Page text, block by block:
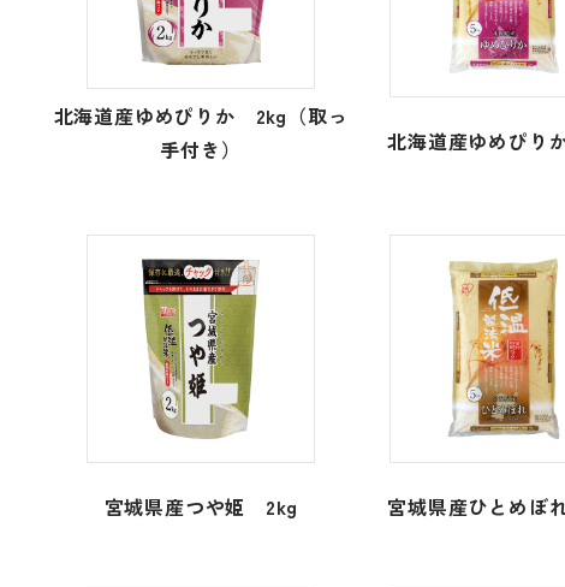
北海道産ゆめぴりか 2kg（取っ
手付き）
北海道産ゆめぴり
宮城県産つや姫 2kg 宮城県産ひとめぼ